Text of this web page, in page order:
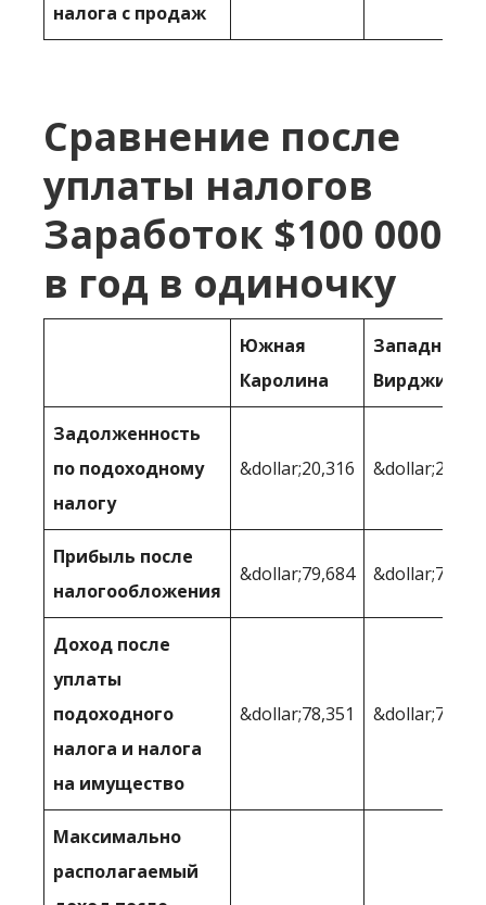
налога с продаж
Сравнение после
уплаты налогов
Заработок $100 000
в год в одиночку
Южная
Каролина
Западная
Вирджиния
Задолженность
по подоходному
налогу
&dollar;20,316
Прибыль после
налогообложения
&dollar;79,684
Доход после
уплаты
подоходного
налога и налога
на имущество
&dollar;78,351
Максимально
располагаемый